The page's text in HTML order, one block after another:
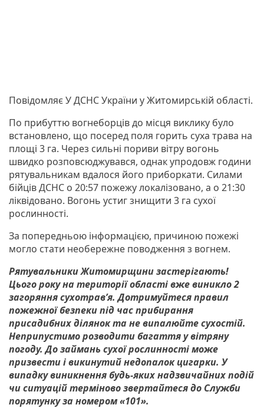
Повідомляє У ДСНС України у Житомирській області.
По прибуттю вогнеборців до місця виклику було
встановлено, що посеред поля горить суха трава на
площі 3 га. Через сильні пориви вітру вогонь
швидко розповсюджувався, однак упродовж години
рятувальникам вдалося його приборкати. Силами
бійців ДСНС о 20:57 пожежу локалізовано, а о 21:30
ліквідовано. Вогонь устиг знищити 3 га сухої
рослинності.
За попередньою інформацією, причиною пожежі
могло стати необережне поводження з вогнем.
Рятувальники Житомирщини застерігають!
Цього року на території області вже виникло 2
загоряння сухотрав’я. Дотримуйтеся правил
пожежної безпеки під час прибирання
присадибних ділянок та не випалюйте сухостій.
Неприпустимо розводити багаття у вітряну
погоду. До займань сухої рослинності може
призвести і викинутий недопалок цигарки. У
випадку виникнення будь-яких надзвичайних подій
чи ситуацій терміново звертайтеся до Служби
порятунку за номером «101».